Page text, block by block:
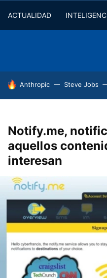
ACTUALIDAD
HOY SE HABLA DE
Anthropic Steve Jobs
Notify.me,
aquellos
interesan